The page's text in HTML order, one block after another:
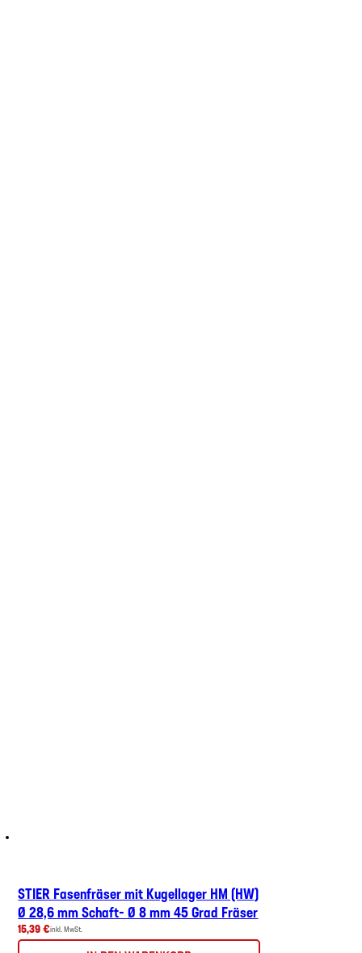
STIER Fasenfräser mit Kugellager HM (HW)
Ø 28,6 mm Schaft- Ø 8 mm 45 Grad Fräser
15,39 €inkl. MwSt.